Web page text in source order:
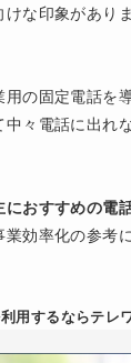
な印象があり
の固定電話を
々電話に出れ
におすすめの電
効率化の参考
用するならテレ